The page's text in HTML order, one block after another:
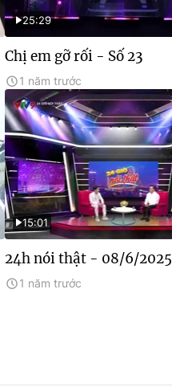
25:29
Chị em gỡ rối - Số 23
1 năm trước
15:01
24h nói thật - 08/6/2025
1 năm trước